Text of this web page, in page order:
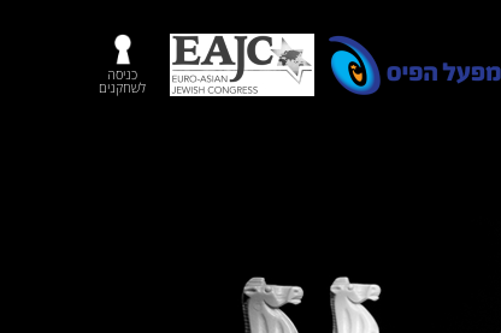
כניסה
לשחקנים